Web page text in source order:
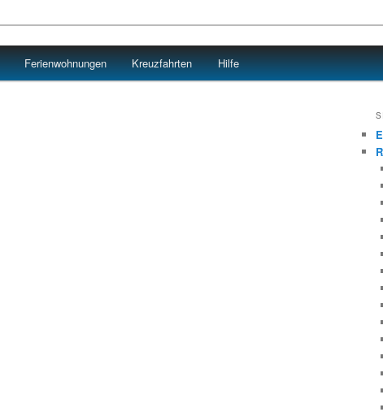
Ferienwohnungen Kreuzfahrten Hilfe